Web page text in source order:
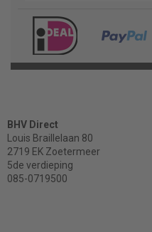
BHV Direct
Louis Braillelaan 80
2719 EK Zoetermeer
5de verdieping
085-0719500